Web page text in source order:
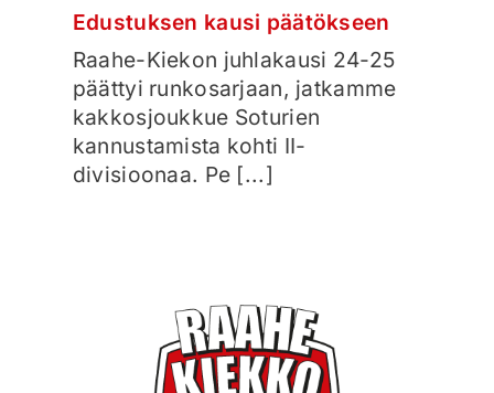
Edustuksen kausi päätökseen
Raahe-Kiekon juhlakausi 24-25
päättyi runkosarjaan, jatkamme
kakkosjoukkue Soturien
kannustamista kohti II-
divisioonaa. Pe [...]